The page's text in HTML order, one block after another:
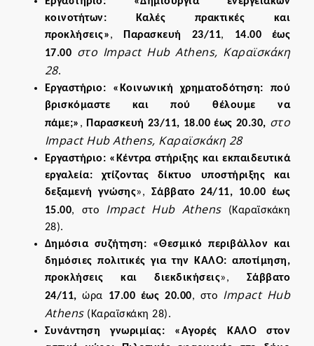
κοινοτήτων: Καλές πρακτικές και
προκλήσεις», Παρασκευή 23/11, 14.00 έως
17.00 στο Impact Hub Athens, Καραϊσκάκη
28.
Εργαστήριο: «Κοινωνική χρηματοδότηση: πού
βρισκόμαστε και πού θέλουμε να
πάμε;» , Παρασκευή 23/11, 18.00 έως 20.30, στο
Impact Hub Athens, Καραϊσκάκη 28
Εργαστήριο: «Κέντρα στήριξης και εκπαιδευτικά
εργαλεία: χτίζοντας δίκτυο υποστήριξης και
δεξαμενή γνώσης», Σάββατο 24/11, 10.00 έως
15.00, στο Impact Hub Athens(Καραϊσκάκη
28).
Δημόσια συζήτηση: «Θεσμικό περιβάλλον και
δημόσιες πολιτικές για την ΚΑΛΟ: αποτίμηση,
προκλήσεις και διεκδικήσεις», Σάββατο
24/11,ώρα 17.00 έως 20.00, στο Impact Hub
Athens(Καραϊσκάκη 28).
Συνάντηση γνωριμίας: «Αγορές ΚΑΛΟ στον